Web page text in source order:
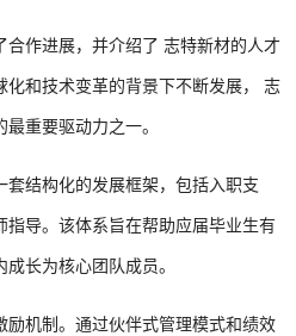
合作进展，并介绍了 志特新材的人才
化和技术变革的背景下不断发展， 志
重要驱动力之一。
结构化的发展框架，包括入职支
导。该体系旨在帮助应届毕业生有
长为核心团队成员。
励机制。通过伙伴式管理模式和绩效